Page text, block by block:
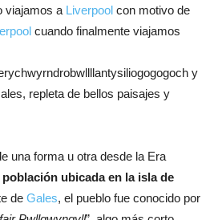
viajamos a Liverpool con motivo de
cuando finalmente viajamos
y
repleta de bellos paisajes y
una forma u otra desde la Era
población ubicada en la isla de
de Gales, el pueblo fue conocido por